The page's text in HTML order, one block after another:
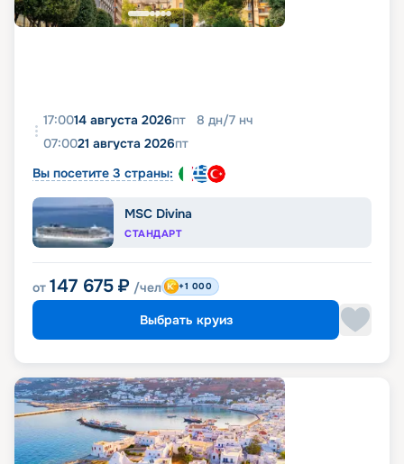
17:0014 августа 2026пт 8 дн/7 нч
07:0021 августа 2026пт
Вы посетите 3 страны:
MSC Divina
СТАНДАРТ
от 147 675 ₽ /чел +1 000
Выбрать круиз